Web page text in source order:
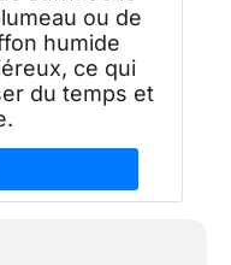
ou de
humide
ce qui
du temps et